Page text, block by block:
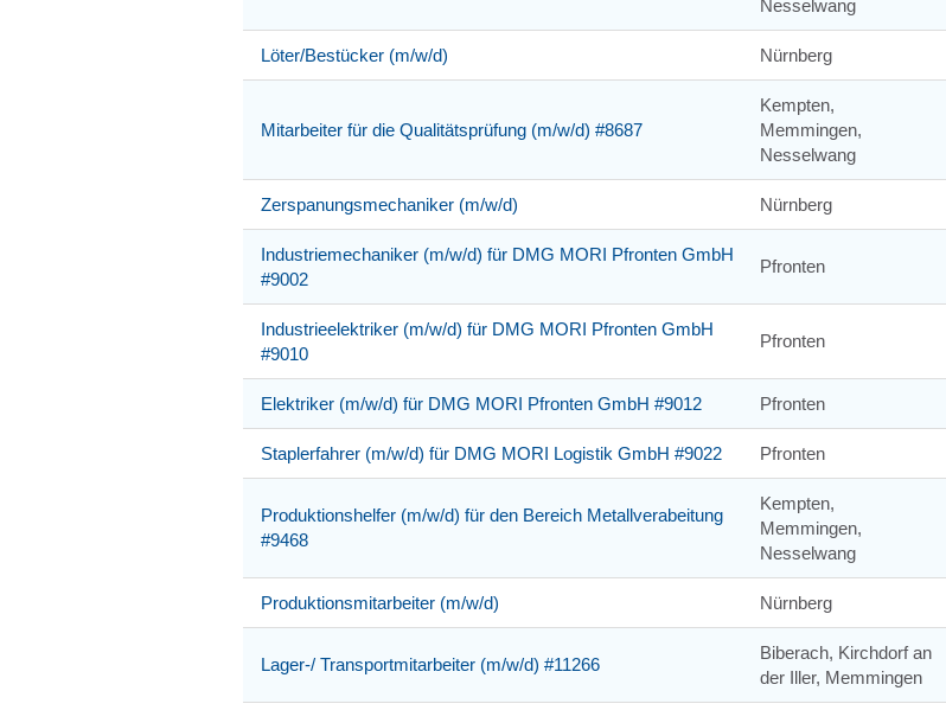
Nesselwang
Löter/Bestücker (m/w/d) Nürnberg
Mitarbeiter für die Qualitätsprüfung (m/w/d) #8687
Kempten,
Memmingen,
Nesselwang
Zerspanungsmechaniker (m/w/d) Nürnberg
Industriemechaniker (m/w/d) für DMG MORI Pfronten GmbH
#9002
Pfronten
Industrieelektriker (m/w/d) für DMG MORI Pfronten GmbH
#9010
Pfronten
Elektriker (m/w/d) für DMG MORI Pfronten GmbH #9012 Pfronten
Staplerfahrer (m/w/d) für DMG MORI Logistik GmbH #9022 Pfronten
Produktionshelfer (m/w/d) für den Bereich Metallverabeitung
#9468
Kempten,
Memmingen,
Nesselwang
Produktionsmitarbeiter (m/w/d) Nürnberg
Lager-/ Transportmitarbeiter (m/w/d) #11266
Biberach, Kirchdorf an
der Iller, Memmingen